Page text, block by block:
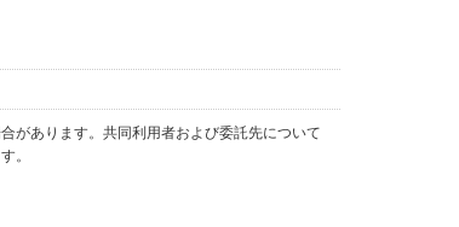
があります。共同利用者および委託先について
。